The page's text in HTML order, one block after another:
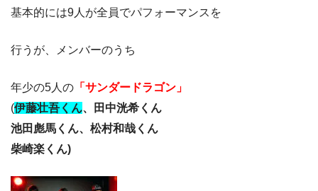
基本的には9人が全員でパフォーマンスを
行うが、メンバーのうち
年少の5人の 「サンダードラゴン」
(伊藤壮吾くん、田中洸希くん
池田彪馬くん、松村和哉くん
柴崎楽くん)